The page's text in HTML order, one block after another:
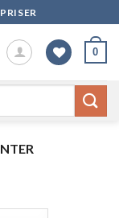
0